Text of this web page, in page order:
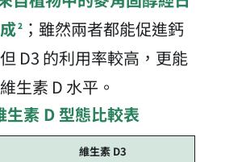
2；雖然兩者都能促進鈣
D3 的利用率較高，更能
生素 D 水平。
生素 D 型態比較表
維生素 D3